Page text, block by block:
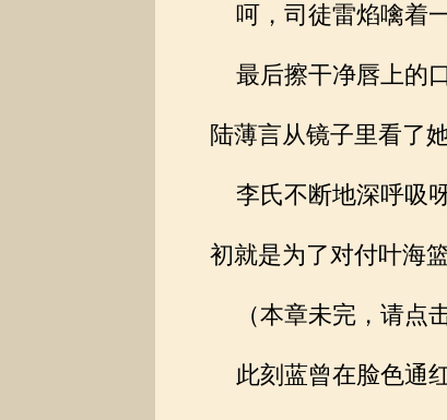
呵，司徒雷焰噙着
最后擦干净唇上的
陆薄言从镜子里看了
李氏不断地深呼吸
初就是为了对付叶海
（本章未完，请点
此刻蓝曾在脸色通